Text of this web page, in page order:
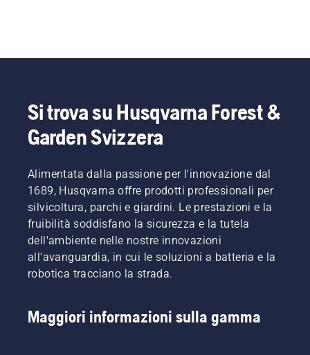
Si trova su Husqvarna Forest &
Garden Svizzera
Alimentata dalla passione per l'innovazione dal
1689, Husqvarna offre prodotti professionali per
silvicoltura, parchi e giardini. Le prestazioni e la
fruibilità soddisfano la sicurezza e la tutela
dell'ambiente nelle nostre innovazioni
all'avanguardia, in cui le soluzioni a batteria e la
robotica tracciano la strada.
Maggiori informazioni sulla gamma